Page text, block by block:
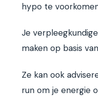
hypo te
Je
maken op basis
Ze kan ook
run om je energie